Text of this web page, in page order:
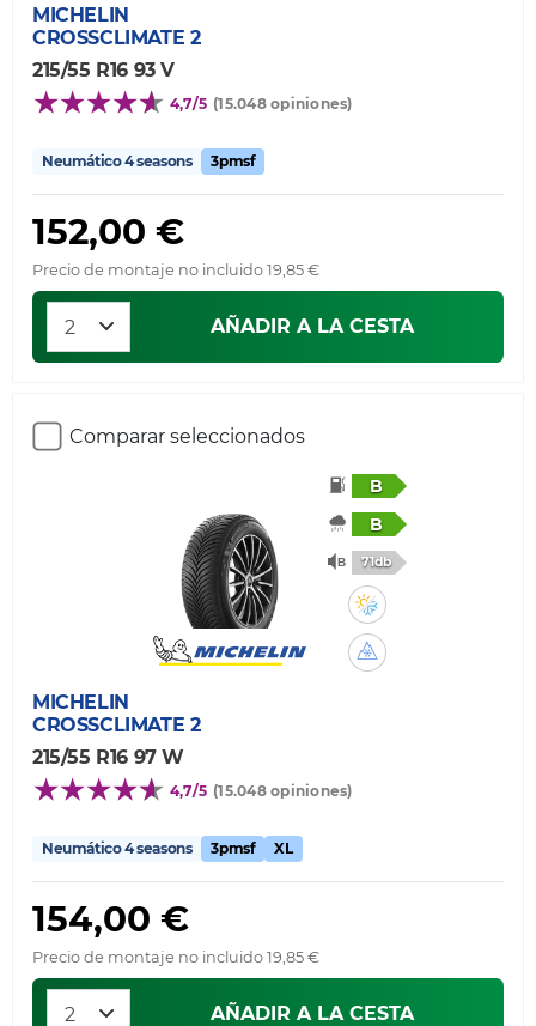
MICHELIN
CROSSCLIMATE 2
215/55 R16 93 V
4,7/5 (15.048 opiniones)
Neumático 4 seasons 3pmsf
152,00 €
Precio de montaje no incluido 19,85 €
AÑADIR A LA CESTA
Comparar seleccionados
B
B
71db
MICHELIN
CROSSCLIMATE 2
215/55 R16 97 W
4,7/5 (15.048 opiniones)
Neumático 4 seasons 3pmsf XL
154,00 €
Precio de montaje no incluido 19,85 €
AÑADIR A LA CESTA